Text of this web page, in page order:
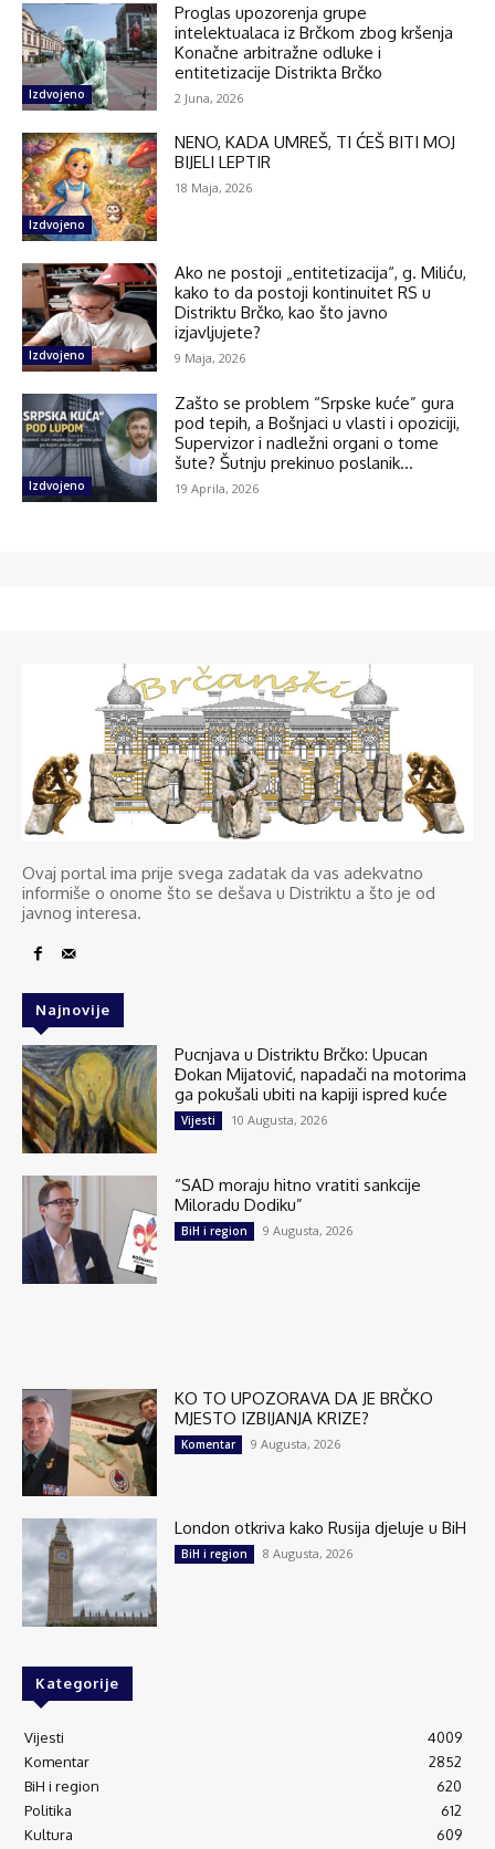
Izdvojeno
Proglas upozorenja grupe
intelektualaca iz Brčkom zbog kršenja
Konačne arbitražne odluke i
entitetizacije Distrikta Brčko
2 Juna, 2026
Izdvojeno
NENO, KADA UMREŠ, TI ĆEŠ BITI MOJ
BIJELI LEPTIR
18 Maja, 2026
Izdvojeno
Ako ne postoji „entitetizacija“, g. Miliću,
kako to da postoji kontinuitet RS u
Distriktu Brčko, kao što javno
izjavljujete?
9 Maja, 2026
Izdvojeno
Zašto se problem “Srpske kuće” gura
pod tepih, a Bošnjaci u vlasti i opoziciji,
Supervizor i nadležni organi o tome
šute? Šutnju prekinuo poslanik...
19 Aprila, 2026
Ovaj portal ima prije svega zadatak da vas adekvatno
informiše o onome što se dešava u Distriktu a što je od
javnog interesa.
Najnovije
Pucnjava u Distriktu Brčko: Upucan
Đokan Mijatović, napadači na motorima
ga pokušali ubiti na kapiji ispred kuće
Vijesti 10 Augusta, 2026
“SAD moraju hitno vratiti sankcije
Miloradu Dodiku”
BiH i region 9 Augusta, 2026
KO TO UPOZORAVA DA JE BRČKO
MJESTO IZBIJANJA KRIZE?
Komentar 9 Augusta, 2026
London otkriva kako Rusija djeluje u BiH
BiH i region 8 Augusta, 2026
Kategorije
Vijesti
4009
Komentar
2852
BiH i region
620
Politika
612
Kultura
609